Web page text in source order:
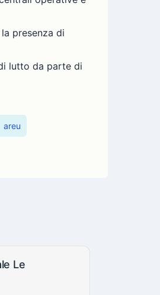
presenza di
lutto da parte di
areu
Le